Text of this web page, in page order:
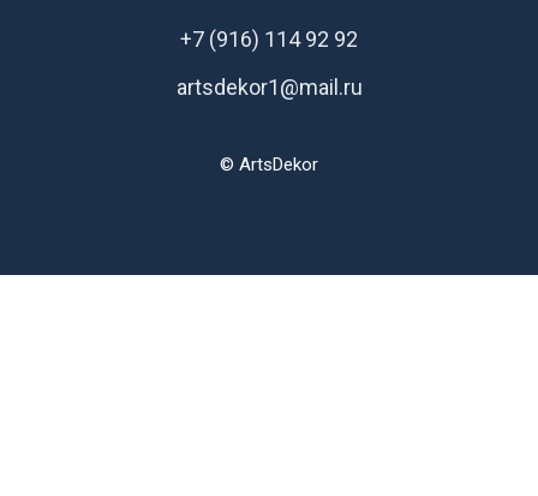
+7 (916) 114 92 92
artsdekor1@mail.ru
© ArtsDekor